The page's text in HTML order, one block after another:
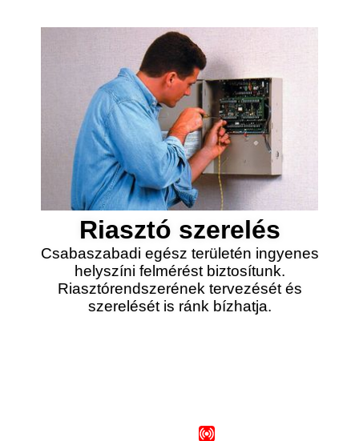
Riasztó szerelés
Csabaszabadi egész területén ingyenes
helyszíni felmérést biztosítunk.
Riasztórendszerének tervezését és
szerelését is ránk bízhatja.